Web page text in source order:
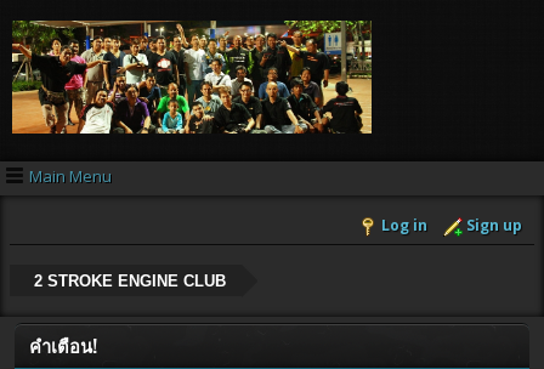
Main Menu
Log in Sign up
2 STROKE ENGINE CLUB
คำเตือน!